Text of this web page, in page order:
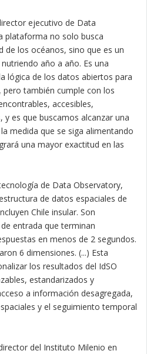
ejecutivo de Data
plataforma no solo busca
de los océanos, sino que es un
año a año. Es una
lógica de los datos abiertos para
también cumple con los
accesibles,
y es que buscamos alcanzar una
medida que se siga alimentando
una mayor exactitud en las
de Data Observatory,
de datos espaciales de
Chile insular. Son
entrada que terminan
en menos de 2 segundos.
6 dimensiones. (...) Esta
los resultados del IdSO
estandarizados y
a información desagregada,
y el seguimiento temporal
del Instituto Milenio en